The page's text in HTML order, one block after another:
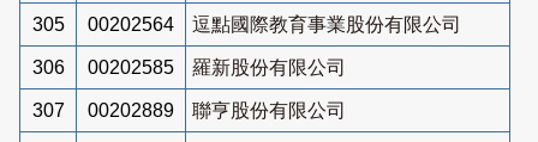
305 00202564 逗點國際教育事業股份有限公司
306 00202585 羅新股份有限公司
307 00202889 聯亨股份有限公司